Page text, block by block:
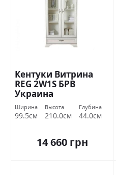
Кентуки Витрина
REG 2W1S БРВ
Украина
Ширина
99.5см
Высота
210.0см
Глубина
44.0см
14 660 грн